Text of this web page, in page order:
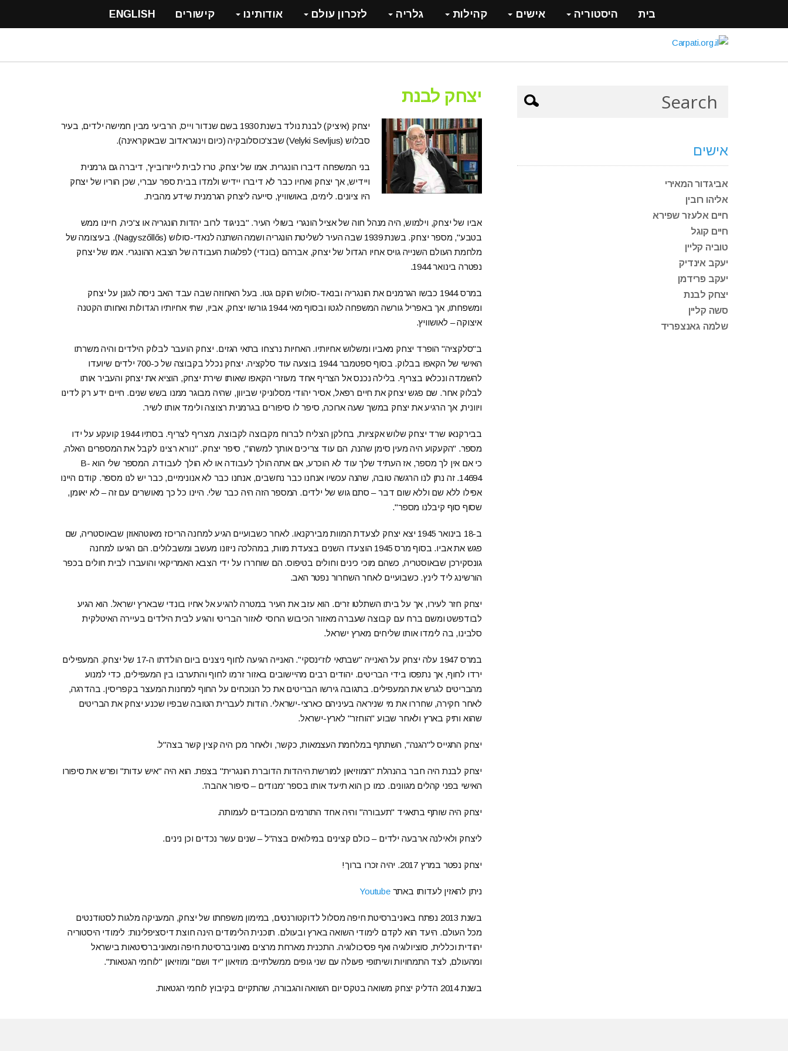
בית היסטוריה אישים קהילות גלריה לזכרון עולם אודותינו קישורים ENGLISH
יצחק לבנת
יצחק (איציק) לבנת נולד בשנת 1930 בשם שנדור וייס, הרביעי מבין חמישה ילדים, בעיר
סבלוש (Velyki Sevljus) שבצ'כוסלובקיה (כיום וינוגראדוב שבאוקראינה).
בני המשפחה דיברו הונגרית. אמו של יצחק, טרז לבית לייזרוביץ', דיברה גם גרמנית
ויידיש, אך יצחק ואחיו כבר לא דיברו יידיש ולמדו בבית ספר עברי, שכן הוריו של יצחק
היו ציונים. לימים, באושוויץ, סייעה ליצחק הגרמנית שידע מהבית.
אביו של יצחק, וילמוש, היה מנהל חוה של אציל הונגרי בשולי העיר. "בניגוד לרוב יהדות הונגריה או צ'כיה, חיינו ממש
בטבע", מספר יצחק. בשנת 1939 שבה העיר לשליטת הונגריה ושמה השתנה לנאדי-סולוש (Nagyszőllős). בעיצומה של
מלחמת העולם השנייה גויס אחיו הגדול של יצחק, אברהם (בונדי) לפלוגות העבודה של הצבא ההונגרי. אמו של יצחק
נפטרה בינואר 1944.
במרס 1944 כבשו הגרמנים את הונגריה ובנאד-סולוש הוקם גטו. בעל האחוזה שבה עבד האב ניסה לגונן על יצחק
ומשפחתו, אך באפריל גורשה המשפחה לגטו ובסוף מאי 1944 גורשו יצחק, אביו, שתי אחיותיו הגדולות ואחותו הקטנה
איצוקה – לאושוויץ.
ב"סלקציה" הופרד יצחק מאביו ומשלוש אחיותיו. האחיות נרצחו בתאי הגזים. יצחק הועבר לבלוק הילדים והיה משרתו
האישי של הקאפו בבלוק. בסוף ספטמבר 1944 בוצעה עוד סלקציה. יצחק נכלל בקבוצה של כ-700 ילדים שיועדו
להשמדה ונכלאו בצריף. בלילה נכנס אל הצריף אחד מעוזרי הקאפו שאותו שירת יצחק, הוציא את יצחק והעביר אותו
לבלוק אחר. שם פגש יצחק את חיים רפאל, אסיר יהודי מסלוניקי שביוון, שהיה מבוגר ממנו בשש שנים. חיים ידע רק לדינו
ויוונית, אך הרגיע את יצחק במשך שעה ארוכה, סיפר לו סיפורים בגרמנית רצוצה ולימד אותו לשיר.
בבירקנאו שרד יצחק שלוש אקציות, בחלקן הצליח לברוח מקבוצה לקבוצה, מצריף לצריף. בסתיו 1944 קועקע על ידו
מספר. "הקעקוע היה מעין סימן שהנה, הם עוד צריכים אותך למשהו", סיפר יצחק. "נורא רצינו לקבל את המספרים האלה,
כי אם אין לך מספר, אז העתיד שלך עוד לא הוכרע, אם אתה הולך לעבודה או לא הולך לעבודה. המספר שלי הוא B-
14694. זה נתן לנו הרגשה טובה, שהנה עכשיו אנחנו כבר נחשבים, אנחנו כבר לא אנונימיים, כבר יש לנו מספר. קודם היינו
אפילו ללא שם וללא שום דבר – סתם גוש של ילדים. המספר הזה היה כבר שלי. היינו כל כך מאושרים עם זה – לא יאומן,
שסוף סוף קיבלנו מספר".
ב-18 בינואר 1945 יצא יצחק לצעדת המוות מבירקנאו. לאחר כשבועיים הגיע למחנה הריכוז מאוטהאוזן שבאוסטריה, שם
פגש את אביו. בסוף מרס 1945 הוצעדו השנים בצעדת מוות, במהלכה ניזונו מעשב ומשבלולים. הם הגיעו למחנה
גונסקירכן שבאוסטריה, כשהם מוכי כינים וחולים בטיפוס. הם שוחררו על ידי הצבא האמריקאי והועברו לבית חולים בכפר
הורשינג ליד לינץ. כשבועיים לאחר השחרור נפטר האב.
יצחק חזר לעירו, אך על ביתו השתלטו זרים. הוא עזב את העיר במטרה להגיע אל אחיו בונדי שבארץ ישראל. הוא הגיע
לבודפשט ומשם ברח עם קבוצה שעברה מאזור הכיבוש הרוסי לאזור הבריטי והגיע לבית הילדים בעיירה האיטלקית
סלבינו, בה לימדו אותו שליחים מארץ ישראל.
במרס 1947 עלה יצחק על האנייה "שבתאי לוז'ינסקי". האנייה הגיעה לחוף ניצנים ביום הולדתו ה-17 של יצחק. המעפילים
ירדו לחוף, אך נתפסו בידי הבריטים. יהודים רבים מהיישובים באזור זרמו לחוף והתערבו בין המעפילים, כדי למנוע
מהבריטים לגרש את המעפילים. בתגובה גירשו הבריטים את כל הנוכחים על החוף למחנות המעצר בקפריסין. בהדרגה,
לאחר חקירה, שחררו את מי שניראה בעיניהם כארצי-ישראלי. הודות לעברית הטובה שבפיו שכנע יצחק את הבריטים
שהוא ותיק בארץ ולאחר שבוע "הוחזר" לארץ-ישראל.
יצחק התגייס ל"הגנה", השתתף במלחמת העצמאות, כקשר, ולאחר מכן היה קצין קשר בצה"ל.
יצחק לבנת היה חבר בהנהלת "המוזיאון למורשת היהדות הדוברת הונגרית" בצפת. הוא היה "איש עדות" ופרש את סיפורו
האישי בפני קהלים מגוונים. כמו כן הוא תיעד אותו בספר 'מנודים – סיפור אהבה'.
יצחק היה שותף בתאגיד "תעבורה" והיה אחד התורמים המכובדים לעמותה.
ליצחק ולאילנה ארבעה ילדים – כולם קצינים במילואים בצה"ל – שנים עשר נכדים וכן נינים.
יצחק נפטר במרץ 2017. יהיה זכרו ברוך!
ניתן להאזין לעדותו באתרYoutube
בשנת 2013 נפתח באוניברסיטת חיפה מסלול לדוקטורנטים, במימון משפחתו של יצחק, המעניקה מלגות לסטודנטים
מכל העולם. היעד הוא לקדם לימודי השואה בארץ ובעולם. תוכנית הלימודים הינה חוצת דיסציפלינות: לימודי היסטוריה
יהודית וכללית, סוציולוגיה ואף פסיכולוגיה. התכנית מארחת מרצים מאוניברסיטת חיפה ומאוניברסיטאות בישראל
ומהעולם, לצד התמחויות ושיתופי פעולה עם שני גופים ממשלתיים: מוזיאון "יד ושם" ומוזיאון "לוחמי הגטאות".
בשנת 2014 הדליק יצחק משואה בטקס יום השואה והגבורה, שהתקיים בקיבוץ לוחמי הגטאות.
אישים
אביגדור המאירי
אליהו רובין
חיים אלעזר שפירא
חיים קוגל
טוביה קליין
יעקב אינדיק
יעקב פרידמן
יצחק לבנת
סשה קליין
שלמה גאנצפריד